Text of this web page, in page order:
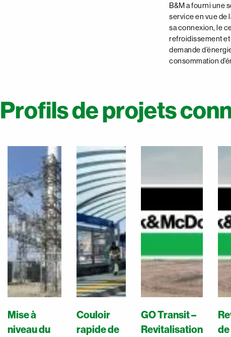
B&M a fourni une
service en vue de
sa connexion, le
refroidissement et
demande
consommation
Profils de projets
Mise à
niveau du
Couloir
rapide de
GO Transit –
Revitalisation
de